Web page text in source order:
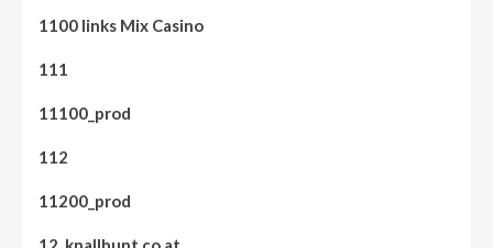
1100 links Mix Casino
111
11100_prod
112
11200_prod